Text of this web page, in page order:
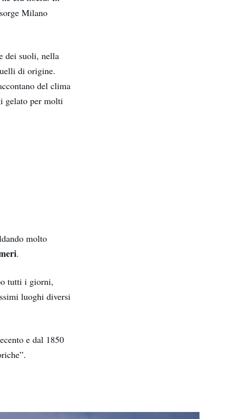
Milano
dei suoli, nella
di origine.
del clima
gelato per molti
molto
.
tutti i giorni,
luoghi diversi
e dal 1850